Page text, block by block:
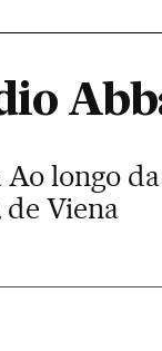
longo
de Viena